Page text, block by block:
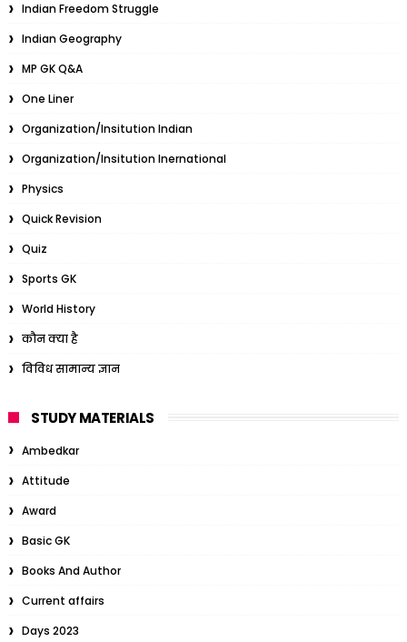
Indian Freedom Struggle
Indian Geography
MP GK Q&A
One Liner
Organization/Insitution Indian
Organization/Insitution Inernational
Physics
Quick Revision
Quiz
Sports GK
World History
कौन क्या है
विविध सामान्य ज्ञान
STUDY MATERIALS
Ambedkar
Attitude
Award
Basic GK
Books And Author
Current affairs
Days 2023